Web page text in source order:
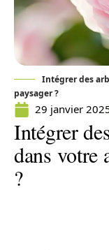
Intégrer des
paysager ?
29 janvier
Intégrer
dans votre
?